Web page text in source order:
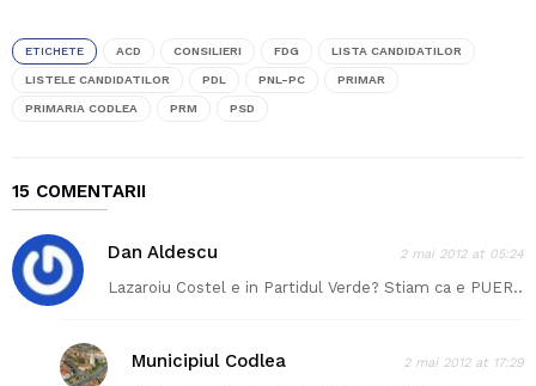
ETICHETE ACD CONSILIERI FDG LISTA CANDIDATILOR
LISTELE CANDIDATILOR PDL PNL-PC PRIMAR
PRIMARIA CODLEA PRM PSD
15 COMENTARII
Dan Aldescu 2 mai 2012 at 05:24
Lazaroiu Costel e in Partidul Verde? Stiam ca e PUER..
Municipiul Codlea 2 mai 2012 at 17:29